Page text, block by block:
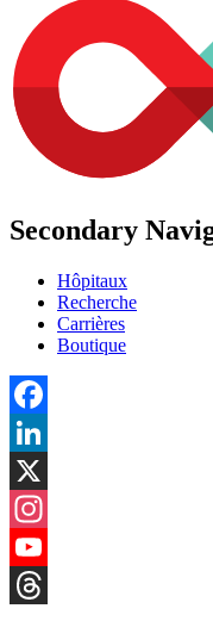
Secondary
Hôpitaux
Recherche
Carrières
Boutique
Facebook
LinkedIn
X
Instagram
YouTube